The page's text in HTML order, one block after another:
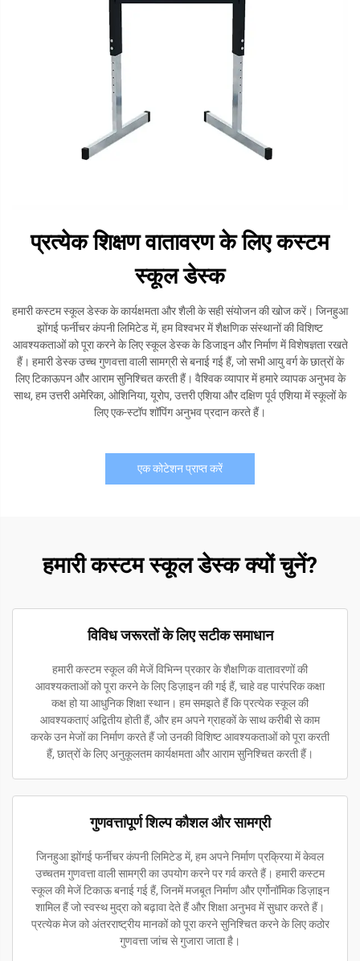
प्रत्येक शिक्षण वातावरण के लिए कस्टम
स्कूल डेस्क
हमारी कस्टम स्कूल डेस्क के कार्यक्षमता और शैली के सही संयोजन की खोज करें। जिनहुआ
झोंगई फर्नीचर कंपनी लिमिटेड में, हम विश्वभर में शैक्षणिक संस्थानों की विशिष्ट
आवश्यकताओं को पूरा करने के लिए स्कूल डेस्क के डिजाइन और निर्माण में विशेषज्ञता रखते
हैं। हमारी डेस्क उच्च गुणवत्ता वाली सामग्री से बनाई गई हैं, जो सभी आयु वर्ग के छात्रों के
लिए टिकाऊपन और आराम सुनिश्चित करती हैं। वैश्विक व्यापार में हमारे व्यापक अनुभव के
साथ, हम उत्तरी अमेरिका, ओशिनिया, यूरोप, उत्तरी एशिया और दक्षिण पूर्व एशिया में स्कूलों के
लिए एक-स्टॉप शॉपिंग अनुभव प्रदान करते हैं।
एक कोटेशन प्राप्त करें
हमारी कस्टम स्कूल डेस्क क्यों चुनें?
विविध जरूरतों के लिए सटीक समाधान
हमारी कस्टम स्कूल की मेजें विभिन्न प्रकार के शैक्षणिक वातावरणों की
आवश्यकताओं को पूरा करने के लिए डिज़ाइन की गई हैं, चाहे वह पारंपरिक कक्षा
कक्ष हो या आधुनिक शिक्षा स्थान। हम समझते हैं कि प्रत्येक स्कूल की
आवश्यकताएं अद्वितीय होती हैं, और हम अपने ग्राहकों के साथ करीबी से काम
करके उन मेजों का निर्माण करते हैं जो उनकी विशिष्ट आवश्यकताओं को पूरा करती
हैं, छात्रों के लिए अनुकूलतम कार्यक्षमता और आराम सुनिश्चित करती हैं।
गुणवत्तापूर्ण शिल्प कौशल और सामग्री
जिनहुआ झोंगई फर्नीचर कंपनी लिमिटेड में, हम अपने निर्माण प्रक्रिया में केवल
उच्चतम गुणवत्ता वाली सामग्री का उपयोग करने पर गर्व करते हैं। हमारी कस्टम
स्कूल की मेजें टिकाऊ बनाई गई हैं, जिनमें मजबूत निर्माण और एर्गोनॉमिक डिज़ाइन
शामिल हैं जो स्वस्थ मुद्रा को बढ़ावा देते हैं और शिक्षा अनुभव में सुधार करते हैं।
प्रत्येक मेज को अंतरराष्ट्रीय मानकों को पूरा करने सुनिश्चित करने के लिए कठोर
गुणवत्ता जांच से गुजारा जाता है।